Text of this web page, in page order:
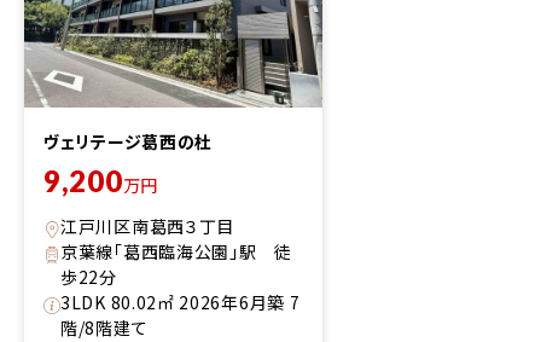
ヴェリテージ葛西の杜
9,200万円
江戸川区南葛西３丁目
京葉線「葛西臨海公園」駅 徒
歩22分
3LDK 80.02㎡ 2026年6月築 7
階/8階建て